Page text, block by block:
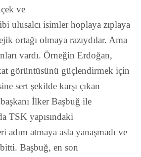
ve
ulusalcı isimler hoplaya zıplaya
ortağı olmaya razıydılar. Ama
vardı. Örneğin Erdoğan,
görüntüsünü güçlendirmek için
sert şekilde karşı çıkan
İlker Başbuğ ile
TSK yapısındaki
adım atmaya asla yanaşmadı ve
Başbuğ, en son